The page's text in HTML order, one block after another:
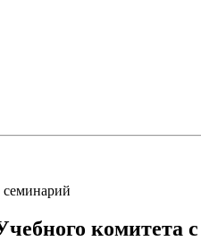
семинарий
комитета